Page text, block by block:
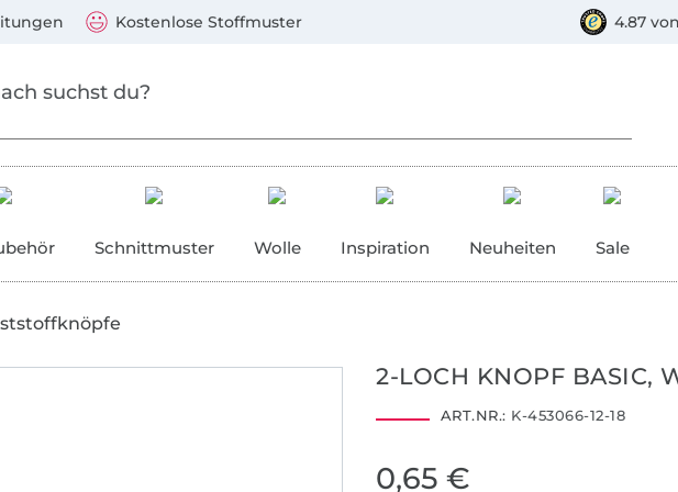
Kostenlose Stoffmuster 4.87
Schnittmuster Wolle Inspiration Neuheiten Sale
2-LOCH KNOPF BASIC,
ART.NR.: K-453066-12-18
0,65 €
Mastercard, PayPal, Giropay, Kauf auf Rechnung, Vorkasse